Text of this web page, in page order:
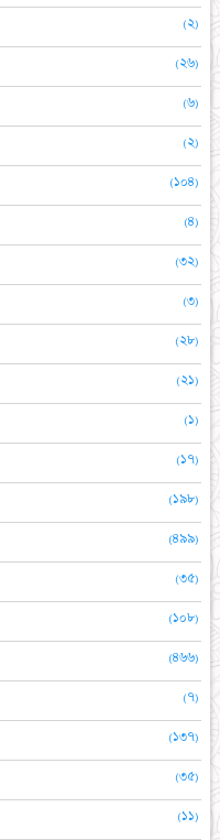
(২)
(২৬)
(৬)
(২)
(১০৪)
(৪)
(৩২)
(৩)
(২৮)
(২১)
(১)
(১৭)
(১৯৮)
(৪৯৯)
(৩৫)
(১০৮)
(৪৬৬)
(৭)
(১৩৭)
(৩৫)
(১১)